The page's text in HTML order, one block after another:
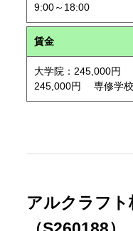
9:00～18:00
賃金
大学院：245,000円
245,000円 専修学校
アルクラフト